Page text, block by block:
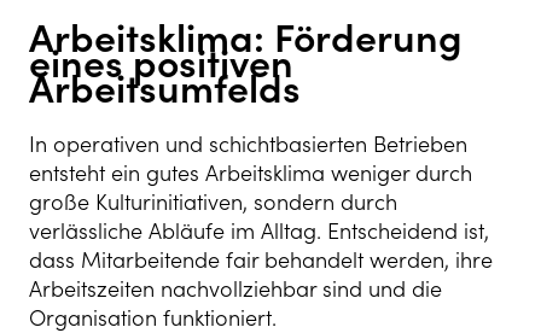
Arbeitsklima: Förderung
eines positiven
Arbeitsumfelds
In operativen und schichtbasierten Betrieben
entsteht ein gutes Arbeitsklima weniger durch
große Kulturinitiativen, sondern durch
verlässliche Abläufe im Alltag. Entscheidend ist,
dass Mitarbeitende fair behandelt werden, ihre
Arbeitszeiten nachvollziehbar sind und die
Organisation funktioniert.